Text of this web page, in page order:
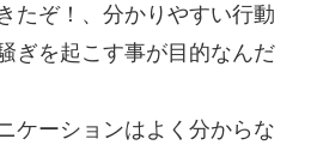
たぞ！、分かりやすい行動
ぎを起こす事が目的なんだ
ケーションはよく分からな